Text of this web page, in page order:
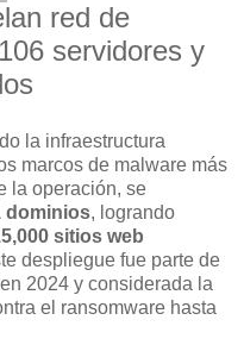
red de
servidores y
la infraestructura
marcos de malware más
la operación, se
dominios, logrando
sitios web
despliegue fue parte de
2024 y considerada la
el ransomware hasta